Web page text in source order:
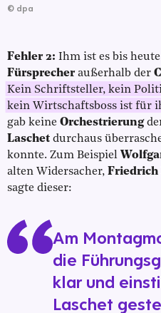
© dpa
Fehler 2: Ihm ist es bis
Fürsprecheraußerhalb der
Kein Schriftsteller, kein
kein Wirtschaftsboss ist für
gab keine Orchestrierung
Laschet durchaus
konnte. Zum Beispiel
alten Widersacher, Friedrich
sagte dieser:
Am
die
klar und
Laschet